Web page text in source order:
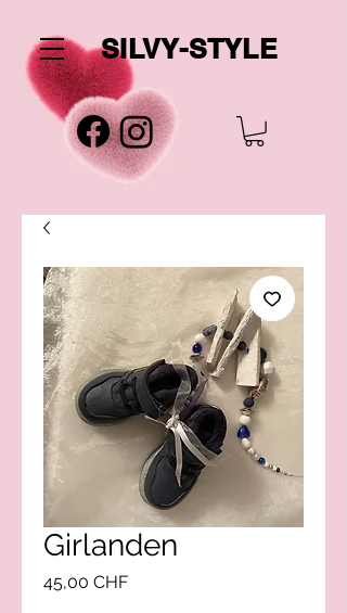
SILVY-STYLE
Girlanden
45,00 CHFPreis